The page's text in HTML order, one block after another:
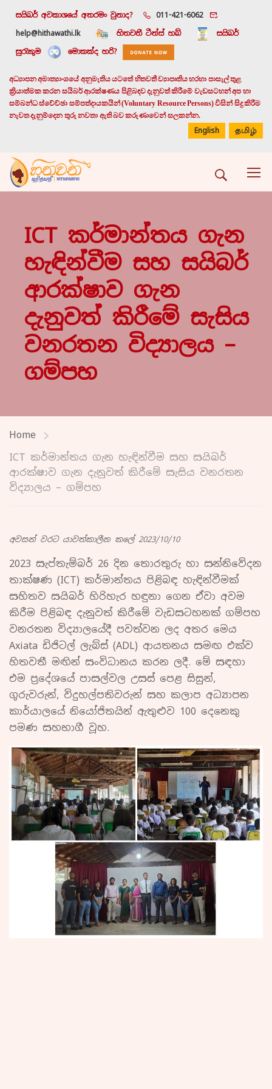
සයිබර් අවකාශයේ අතරමං වුනාද?
011-421-6062
help@hithawathi.lk
හිතවතී ටීන්ස් හබ්
සයිබර්
සුරැකුම
මොකක්ද හරි?
අධ්‍යාපන අමාත්‍යාංශයේ අනුමැතිය යටතේ හිතවතී ව්‍යාපෘතිය හරහා පාසැල් තුළ
ක්‍රියාත්මක කරන සයිබර් ආරක්ෂණය පිළිබඳව දැනුවත් කිරීමේ වැඩසටහන් අප හා
සම්බන්ධ ස්වේච්ඡා සම්පත්දායකයින් (Voluntary Resource Persons) විසින් සිදු කිරීම
නැවත දැනුම්දෙන තුරු නවතා ඇති බව කරුණාවෙන් සලකන්න.
English தமிழ்
ICT කර්මාන්තය ගැන
හැඳින්වීම සහ සයිබර්
ආරක්ෂාව ගැන
දැනුවත් කිරීමේ සැසිය
වනරතන විද්‍යාලය –
ගම්පහ
Home
ICT කර්මාන්තය ගැන හැඳින්වීම සහ සයිබර්
ආරක්ෂාව ගැන දැනුවත් කිරීමේ සැසිය වනරතන
විද්‍යාලය – ගම්පහ
අවසන් වරට යාවත්කාලීන කලේ 2023/10/10
2023 සැප්තැම්බර් 26 දින තොරතුරු හා සන්නිවේදන
තාක්ෂණ (ICT) කර්මාන්තය පිළිබඳ හැඳින්වීමක්
සහිතව සයිබර් හිරිහැර හඳුනා ගෙන ඒවා අවම
කිරීම පිළිබඳ දැනුවත් කිරීමේ වැඩසටහනක් ගම්පහ
වනරතන විද්‍යාලයේදී පවත්වන ලද අතර මෙය
Axiata ඩිජිටල් ලැබ්ස් (ADL) ආයතනය සමඟ එක්ව
හිතවතී මඟින් සංවිධානය කරන ලදී. මේ සඳහා
එම ප්‍රදේශයේ පාසල්වල උසස් පෙළ සිසුන්,
ගුරුවරුන්, විදුහල්පතිවරුන් සහ කලාප අධ්‍යාපන
කාර්යාලයේ නියෝජිතයින් ඇතුළුව 100 දෙනෙකු
පමණ සහභාගී වූහ.